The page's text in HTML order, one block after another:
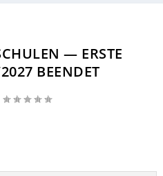
— ERSTE
BEENDET
|